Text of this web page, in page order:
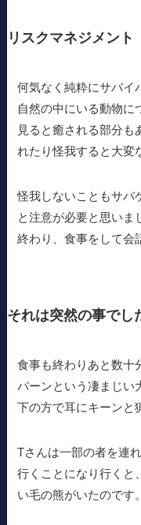
リスクマネジメント
何気なく純粋にサバイ
自然の中にいる動物に
見ると癒される部分も
れたり怪我すると大変
怪我しないこともサバ
と注意が必要と思い
終わり、食事をして会
それは突然の事でし
食事も終わりあと数十
バーンという凄まじい
下の方で耳にキーンと
Tさんは一部の者を連
行くことになり行くと
い毛の熊がいたのです。